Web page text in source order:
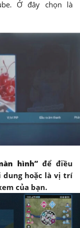
Ở đây chọn là
hình” để điều
hoặc là vị trí
của bạn.